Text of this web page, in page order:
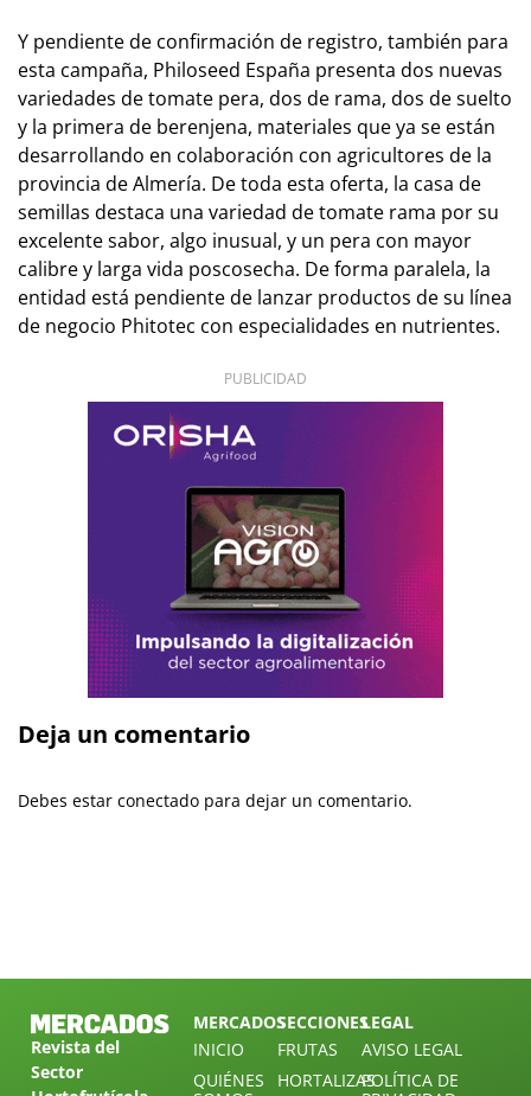
Y pendiente de confirmación de registro, también para
esta campaña, Philoseed España presenta dos nuevas
variedades de tomate pera, dos de rama, dos de suelto
y la primera de berenjena, materiales que ya se están
desarrollando en colaboración con agricultores de la
provincia de Almería. De toda esta oferta, la casa de
semillas destaca una variedad de tomate rama por su
excelente sabor, algo inusual, y un pera con mayor
calibre y larga vida poscosecha. De forma paralela, la
entidad está pendiente de lanzar productos de su línea
de negocio Phitotec con especialidades en nutrientes.
PUBLICIDAD
Deja un comentario
Debes estar conectado para dejar un comentario.
Revista del
Sector
MERCADOS
INICIO
QUIÉNES
SECCIONES
FRUTAS
HORTALIZAS
LEGAL
AVISO LEGAL
POLÍTICA DE